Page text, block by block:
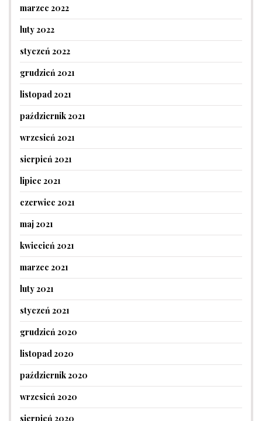
marzec 2022
luty 2022
styczeń 2022
grudzień 2021
listopad 2021
październik 2021
wrzesień 2021
sierpień 2021
lipiec 2021
czerwiec 2021
maj 2021
kwiecień 2021
marzec 2021
luty 2021
styczeń 2021
grudzień 2020
listopad 2020
październik 2020
wrzesień 2020
sierpień 2020